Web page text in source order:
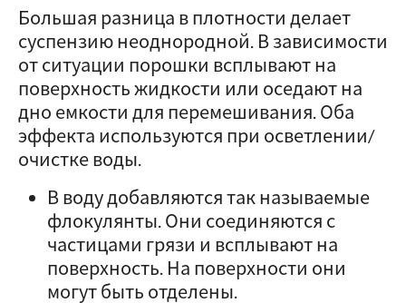
Большая разница в плотности делает
суспензию неоднородной. В зависимости
от ситуации порошки всплывают на
поверхность жидкости или оседают на
дно емкости для перемешивания. Оба
эффекта используются при осветлении/
очистке воды.
В воду добавляются так называемые
флокулянты. Они соединяются с
частицами грязи и всплывают на
поверхность. На поверхности они
могут быть отделены.